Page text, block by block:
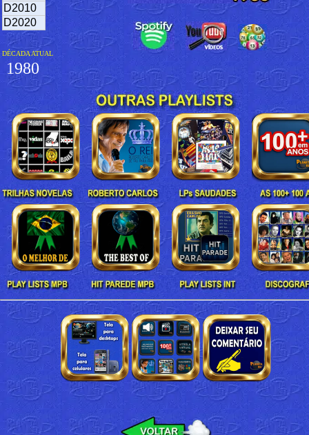
D2010
D2020
DÉCADA ATUAL
1980